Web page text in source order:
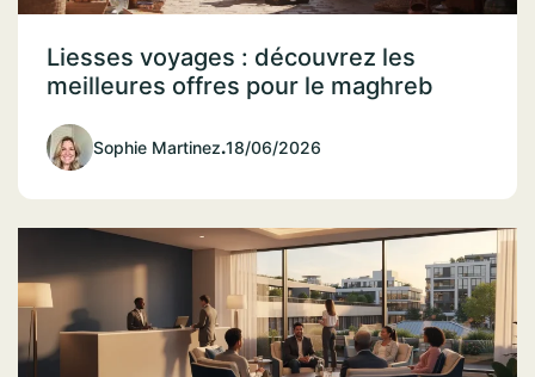
Liesses voyages : découvrez les
meilleures offres pour le maghreb
Sophie Martinez.18/06/2026